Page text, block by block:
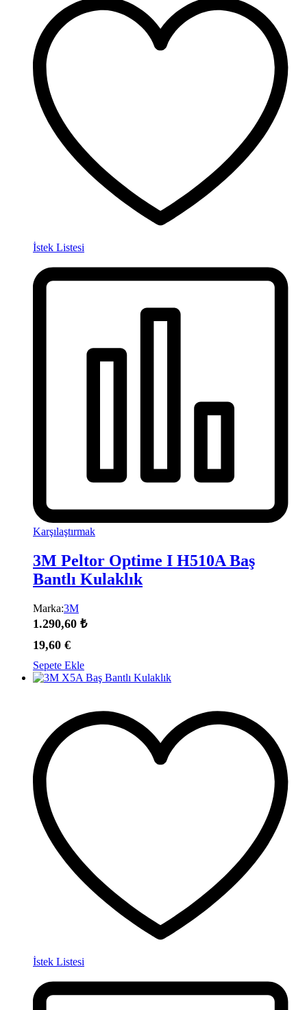
İstek Listesi
Karşılaştırmak
3M Peltor Optime I H510A Baş
Bantlı Kulaklık
Marka:3M
1.290,60 ₺
19,60 €
Sepete Ekle
İstek Listesi